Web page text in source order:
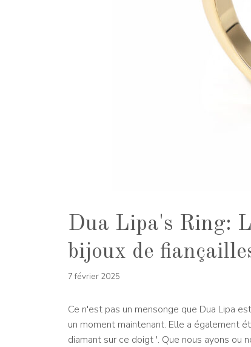
Dua Lipa's Ring:
bijoux de
7 février 2025
Ce n'est pas un mensonge que Dua Lipa
un moment maintenant. Elle a également
diamant sur ce doigt '. Que nous ayons ou